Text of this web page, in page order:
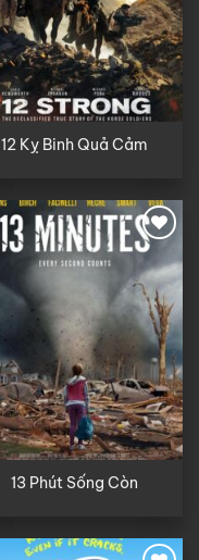
12 Kỵ Binh Quả Cảm
13 Phút Sống Còn